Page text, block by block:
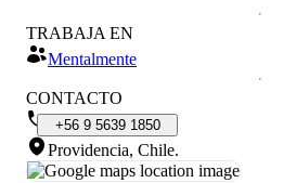
TRABAJA EN
Mentalmente
CONTACTO
+56 9 5639 1850
Providencia, Chile.